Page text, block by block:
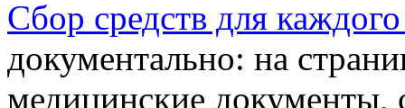
Сбор средств для
документально: на
медицинские документы,